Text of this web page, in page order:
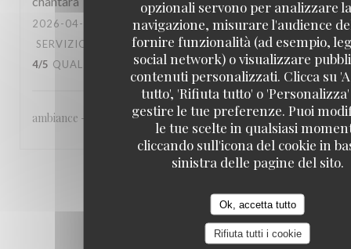
opzionali servono per analizzare
navigazione, misurare l'audience
fornire funzionalità (ad esempio,
social network) o visualizzare
contenuti personalizzati. Clicca su
tutto', 'Rifiuta tutto' o
gestire le tue preferenze. Puoi
le tue scelte in qualsiasi
cliccando sull'icona del cookie in
sinistra delle pagine del sito.
Ok, accetta tutto
Rifiuta tutti i cookie
2026-04-22
- 20:30 - OSPITI 6
SERVIZIO
ATMOSFERA: 4/5 CUCINA:
4/5 QUALITÀ / PREZZO: 4/5
ambiance - accueil agréable - qualité de la cuisine